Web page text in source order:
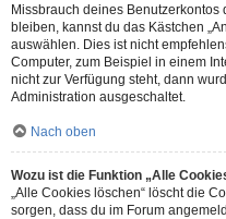
Missbrauch deines
bleiben, kannst du das Kästchen
auswählen. Dies ist nicht
Computer, zum Beispiel in einem
nicht zur Verfügung steht, dann
Administration ausgeschaltet.
Nach oben
Wozu ist die Funktion „Alle
„Alle Cookies löschen“ löscht die
sorgen, dass du im Forum